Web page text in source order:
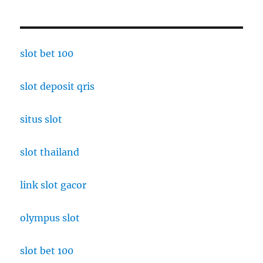
slot bet 100
slot deposit qris
situs slot
slot thailand
link slot gacor
olympus slot
slot bet 100